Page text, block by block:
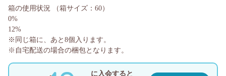
に入会すると
箱の使用状況
（箱サイズ：60）
0%
12%
※同じ箱に、あと 8個入ります。
※自宅配送の場合の梱包となります。